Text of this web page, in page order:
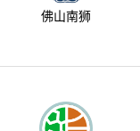
佛山南狮